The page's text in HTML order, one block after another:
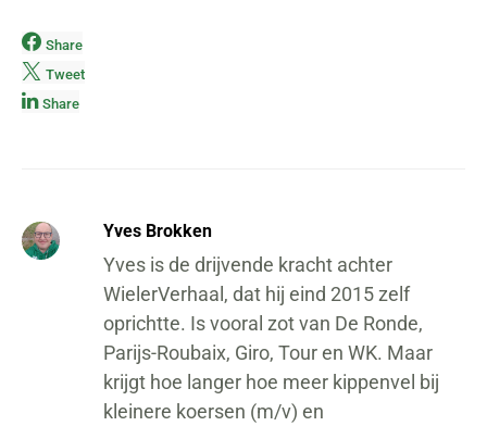
Share
Tweet
Share
Yves Brokken
Yves is de drijvende kracht achter
WielerVerhaal, dat hij eind 2015 zelf
oprichtte. Is vooral zot van De Ronde,
Parijs-Roubaix, Giro, Tour en WK. Maar
krijgt hoe langer hoe meer kippenvel bij
kleinere koersen (m/v) en